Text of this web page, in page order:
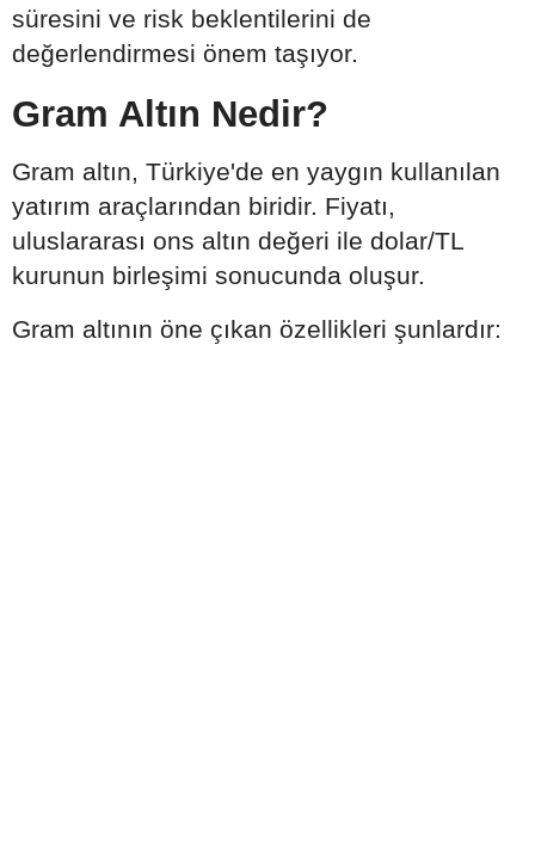
süresini ve risk beklentilerini de
değerlendirmesi önem taşıyor.
Gram Altın Nedir?
Gram altın, Türkiye'de en yaygın kullanılan
yatırım araçlarından biridir. Fiyatı,
uluslararası ons altın değeri ile dolar/TL
kurunun birleşimi sonucunda oluşur.
Gram altının öne çıkan özellikleri şunlardır: